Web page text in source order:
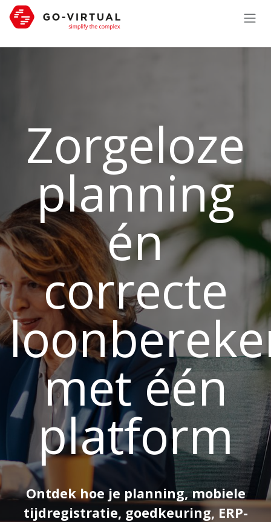
Overslaan naar inhoud
Zorgeloze
planning
én
correcte
met één
platform
Ontdek hoe je planning, mobiele
tijdregistratie, goedkeuring, ERP-